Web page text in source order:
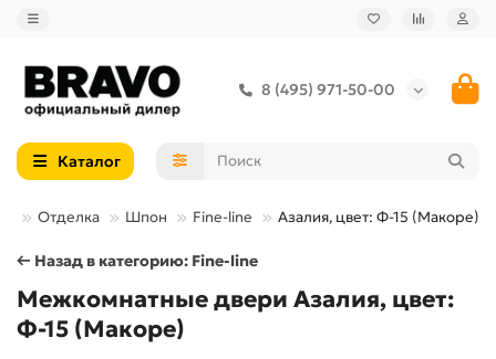
8 (495) 971-50-00
Каталог
Отделка Шпон Fine-line Азалия, цвет: Ф-15 (Макоре)
← Назад в категорию: Fine-line
Межкомнатные двери Азалия, цвет:
Ф-15 (Макоре)